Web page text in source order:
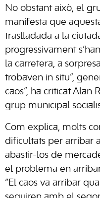
No obstant això, el
manifesta que
traslladada a la
progressivament
la carretera, a
trobaven in situ”,
caos”, ha criticat Alan
grup municipal
Com explica, molts
dificultats per arribar
abastir-los de
el problema en
“El caos va arribar